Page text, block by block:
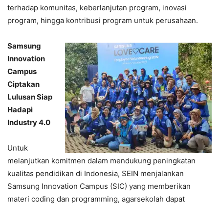
terhadap komunitas, keberlanjutan program, inovasi
program, hingga kontribusi program untuk perusahaan.
Samsung
Innovation
Campus
Ciptakan
Lulusan Siap
Hadapi
Industry 4.0
Untuk
melanjutkan komitmen dalam mendukung peningkatan
kualitas pendidikan di Indonesia, SEIN menjalankan
Samsung Innovation Campus (SIC) yang memberikan
materi coding dan programming, agarsekolah dapat